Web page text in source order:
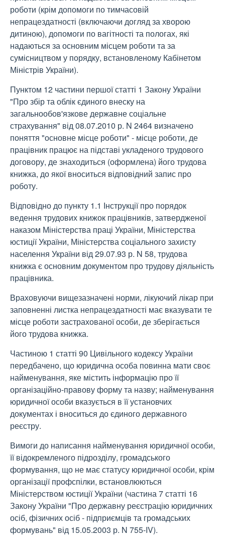
роботи (крім допомоги по тимчасовій
непрацездатності (включаючи догляд за хворою
дитиною), допомоги по вагітності та пологах, які
надаються за основним місцем роботи та за
сумісництвом у порядку, встановленому Кабінетом
Міністрів України).
Пунктом 12 частини першої статті 1 Закону України
"Про збір та облік єдиного внеску на
загальнообов'язкове державне соціальне
страхування" від 08.07.2010 р. N 2464 визначено
поняття "основне місце роботи" - місце роботи, де
працівник працює на підставі укладеного трудового
договору, де знаходиться (оформлена) його трудова
книжка, до якої вноситься відповідний запис про
роботу.
Відповідно до пункту 1.1 Інструкції про порядок
ведення трудових книжок працівників, затвердженої
наказом Міністерства праці України, Міністерства
юстиції України, Міністерства соціального захисту
населення України від 29.07.93 р. N 58, трудова
книжка є основним документом про трудову діяльність
працівника.
Враховуючи вищезазначені норми, лікуючий лікар при
заповненні листка непрацездатності має вказувати те
місце роботи застрахованої особи, де зберігається
його трудова книжка.
Частиною 1 статті 90 Цивільного кодексу України
передбачено, що юридична особа повинна мати своє
найменування, яке містить інформацію про її
організаційно-правову форму та назву; найменування
юридичної особи вказується в її установчих
документах і вноситься до єдиного державного
реєстру.
Вимоги до написання найменування юридичної особи,
її відокремленого підрозділу, громадського
формування, що не має статусу юридичної особи, крім
організації профспілки, встановлюються
Міністерством юстиції України (частина 7 статті 16
Закону України "Про державну реєстрацію юридичних
осіб, фізичних осіб - підприємців та громадських
формувань" від 15.05.2003 р. N 755-IV).